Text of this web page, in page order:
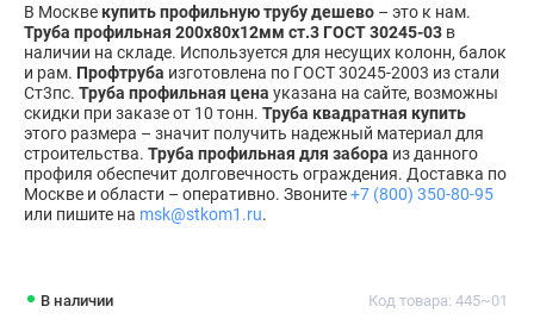
В наличии Код товара: 445~01
В Москве купить профильную трубу дешево – это к нам.
Труба профильная 200х80х12мм ст.3 ГОСТ 30245-03 в
наличии на складе. Используется для несущих колонн, балок
и рам. Профтруба изготовлена по ГОСТ 30245-2003 из стали
Ст3пс. Труба профильная цена указана на сайте, возможны
скидки при заказе от 10 тонн. Труба квадратная купить
этого размера – значит получить надежный материал для
строительства. Труба профильная для забора из данного
профиля обеспечит долговечность ограждения. Доставка по
Москве и области – оперативно. Звоните+7 (800) 350-80-95
или пишите на msk@stkom1.ru.